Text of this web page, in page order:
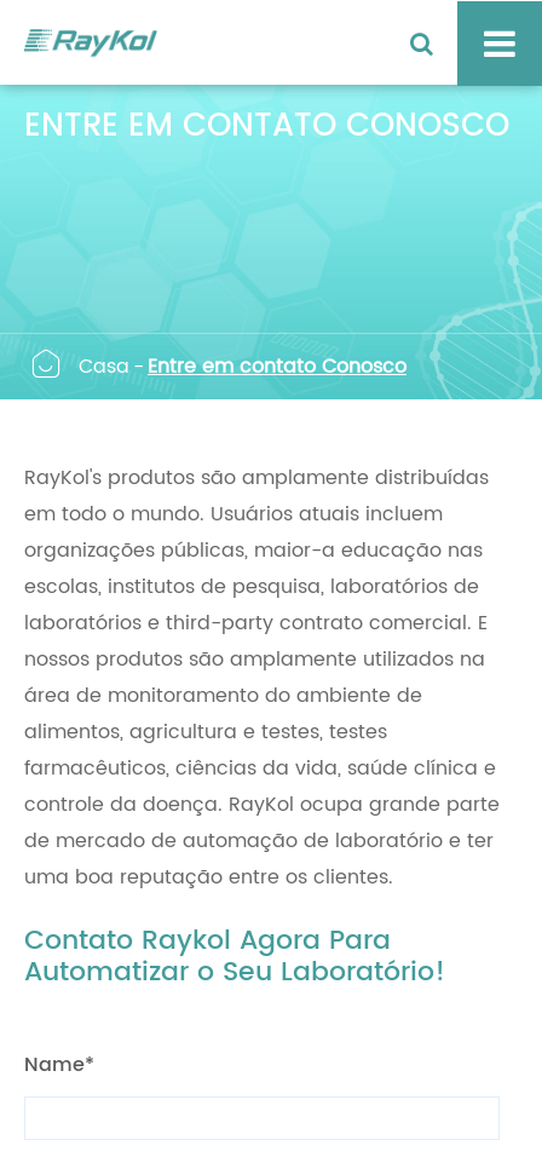
ENTRE EM CONTATO CONOSCO
 Casa Entre em contato Conosco
RayKol's produtos são amplamente distribuídas
em todo o mundo. Usuários atuais incluem
organizações públicas, maior-a educação nas
escolas, institutos de pesquisa, laboratórios de
laboratórios e third-party contrato comercial. E
nossos produtos são amplamente utilizados na
área de monitoramento do ambiente de
alimentos, agricultura e testes, testes
farmacêuticos, ciências da vida, saúde clínica e
controle da doença. RayKol ocupa grande parte
de mercado de automação de laboratório e ter
uma boa reputação entre os clientes.
Contato Raykol Agora Para
Automatizar o Seu Laboratório!
Name*